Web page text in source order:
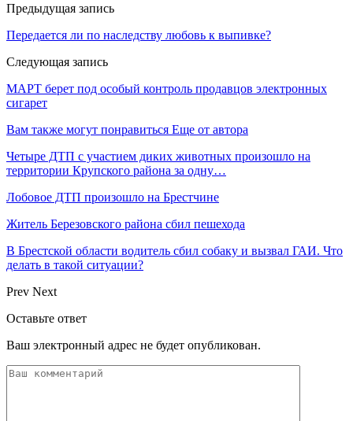
Предыдущая запись
Передается ли по наследству любовь к выпивке?
Следующая запись
МАРТ берет под особый контроль продавцов электронных
сигарет
Вам также могут понравиться Еще от автора
Четыре ДТП с участием диких животных произошло на
территории Крупского района за одну…
Лобовое ДТП произошло на Брестчине
Житель Березовского района сбил пешехода
В Брестской области водитель сбил собаку и вызвал ГАИ. Что
делать в такой ситуации?
Prev Next
Оставьте ответ
Ваш электронный адрес не будет опубликован.